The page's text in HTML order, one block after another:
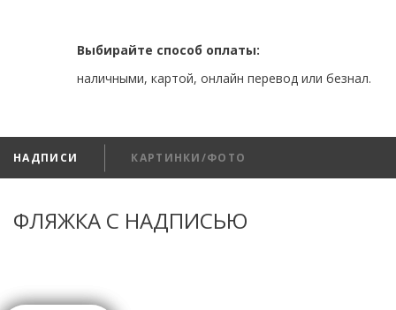
Выбирайте способ оплаты:
наличными, картой, онлайн перевод или безнал.
НАДПИСИ КАРТИНКИ/ФОТО
ФЛЯЖКА С НАДПИСЬЮ